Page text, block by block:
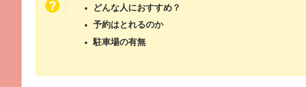
どんな人におすすめ？
予約はとれるのか
駐車場の有無